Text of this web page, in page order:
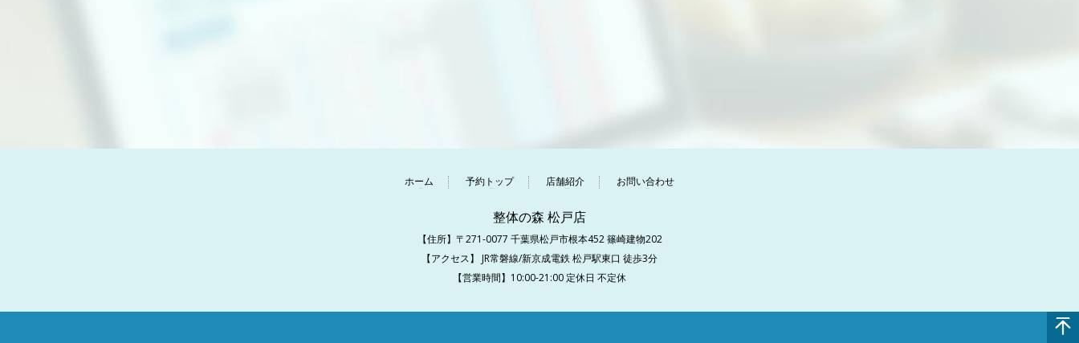
ホーム 予約トップ 店舗紹介 お問い合わせ
整体の森 松戸店
【住所】〒271-0077 千葉県松戸市根本452 篠崎建物202
【アクセス】 JR常磐線/新京成電鉄 松戸駅東口 徒歩3分
【営業時間】10:00-21:00 定休日 不定休